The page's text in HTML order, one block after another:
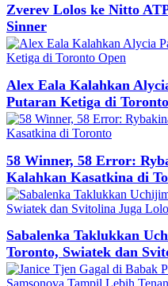
Zverev Lolos ke Nitto
Sinner
Alex Eala Kalahkan
Putaran Ketiga di
58 Winner, 58 Error:
Kalahkan Kasatkina di
Sabalenka Taklukkan
Toronto, Swiatek dan